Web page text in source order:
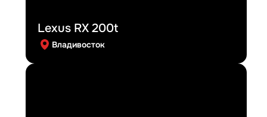
Lexus RX 200t
Владивосток